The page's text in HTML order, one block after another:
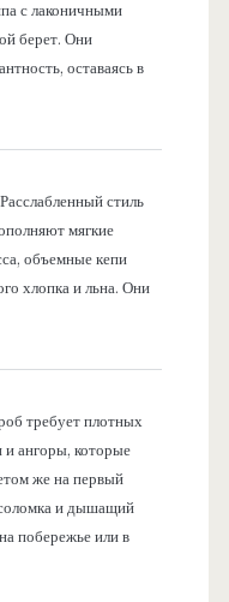
с лаконичными
берет. Они
оставаясь в
стиль
мягкие
объемные кепи
хлопка и льна. Они
требует плотных
ангоры, которые
же на первый
соломка и дышащий
побережье или в